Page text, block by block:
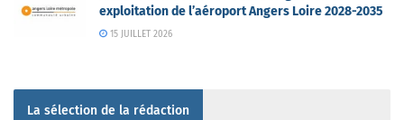
exploitation de l’aéroport Angers Loire 2028-2035
15 JUILLET 2026
La sélection de la rédaction